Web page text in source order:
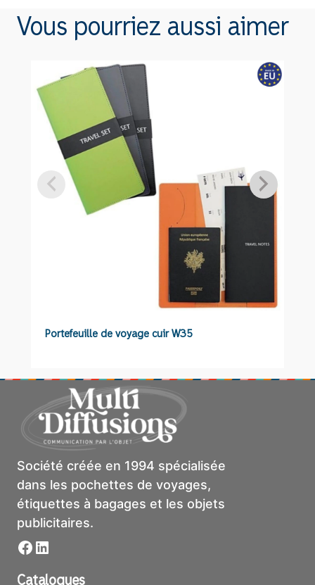
de
Vous pourriez aussi aimer
Portefeuille de voyage cuir W35
Société créée en 1994 spécialisée
dans les pochettes de voyages,
étiquettes à bagages et les objets
publicitaires.
Facebook
LinkedIn
Catalogues